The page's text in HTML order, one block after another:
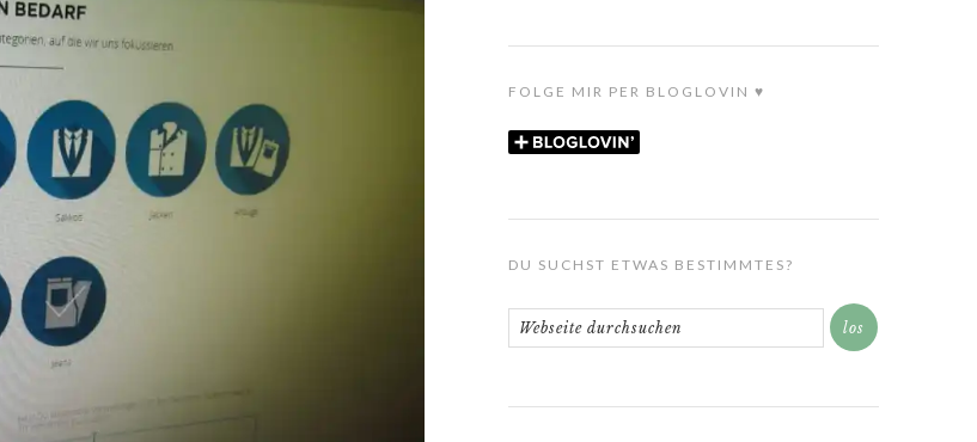
FOLGE MIR PER BLOGLOVIN ♥
DU SUCHST ETWAS BESTIMMTES?